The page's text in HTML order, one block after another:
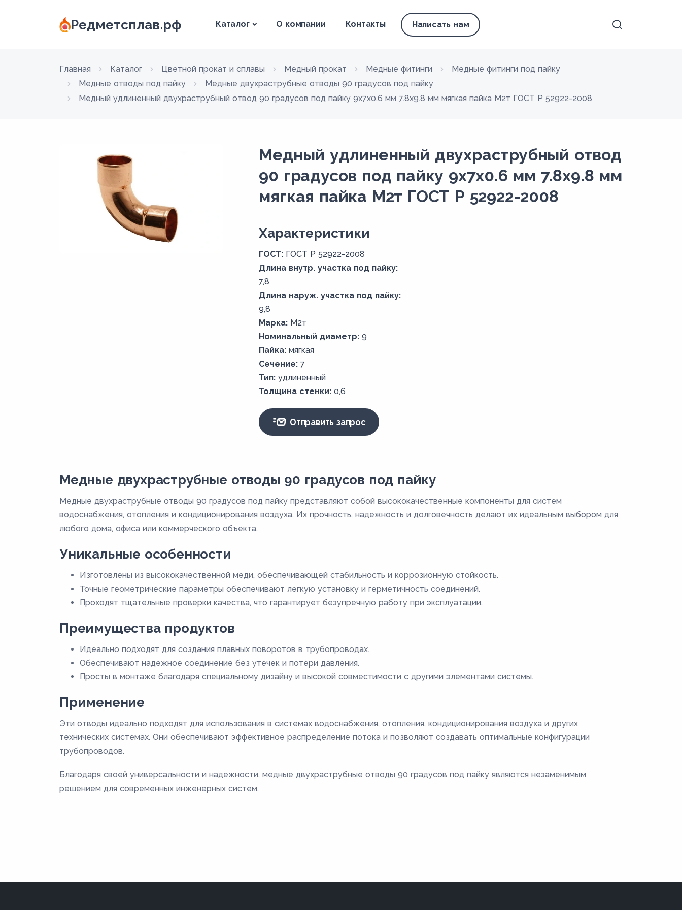
Редметсплав.рф Каталог О компании Контакты Написать нам
Главная Каталог Цветной прокат и сплавы Медный прокат Медные фитинги
Медные фитинги под пайку
Медные отводы под пайку
Медные двухраструбные отводы 90 градусов под пайку
Медный удлиненный двухраструбный отвод 90 градусов под пайку 9х7х0.6 мм 7.8х9.8 мм мягкая пайка М2т ГОСТ Р 52922-2008
Медный удлиненный двухраструбный отвод
90 градусов под пайку 9х7х0.6 мм 7.8х9.8 мм
мягкая пайка М2т ГОСТ Р 52922-2008
Xарактеристики
ГОСТ: ГОСТ Р 52922-2008
Длина внутр. участка под пайку:
7,8
Длина наруж. участка под пайку:
9,8
Марка: М2т
Номинальный диаметр: 9
Пайка: мягкая
Сечение: 7
Тип: удлиненный
Толщина стенки: 0,6
Отправить запрос
Медные двухраструбные отводы 90 градусов под пайку
Медные двухраструбные отводы 90 градусов под пайку представляют собой высококачественные компоненты для систем
водоснабжения, отопления и кондиционирования воздуха. Их прочность, надежность и долговечность делают их идеальным выбором для
любого дома, офиса или коммерческого объекта.
Уникальные особенности
Изготовлены из высококачественной меди, обеспечивающей стабильность и коррозионную стойкость.
Точные геометрические параметры обеспечивают легкую установку и герметичность соединений.
Проходят тщательные проверки качества, что гарантирует безупречную работу при эксплуатации.
Преимущества продуктов
Идеально подходят для создания плавных поворотов в трубопроводах.
Обеспечивают надежное соединение без утечек и потери давления.
Просты в монтаже благодаря специальному дизайну и высокой совместимости с другими элементами системы.
Применение
Эти отводы идеально подходят для использования в системах водоснабжения, отопления, кондиционирования воздуха и других
технических системах. Они обеспечивают эффективное распределение потока и позволяют создавать оптимальные конфигурации
трубопроводов.
Благодаря своей универсальности и надежности, медные двухраструбные отводы 90 градусов под пайку являются незаменимым
решением для современных инженерных систем.